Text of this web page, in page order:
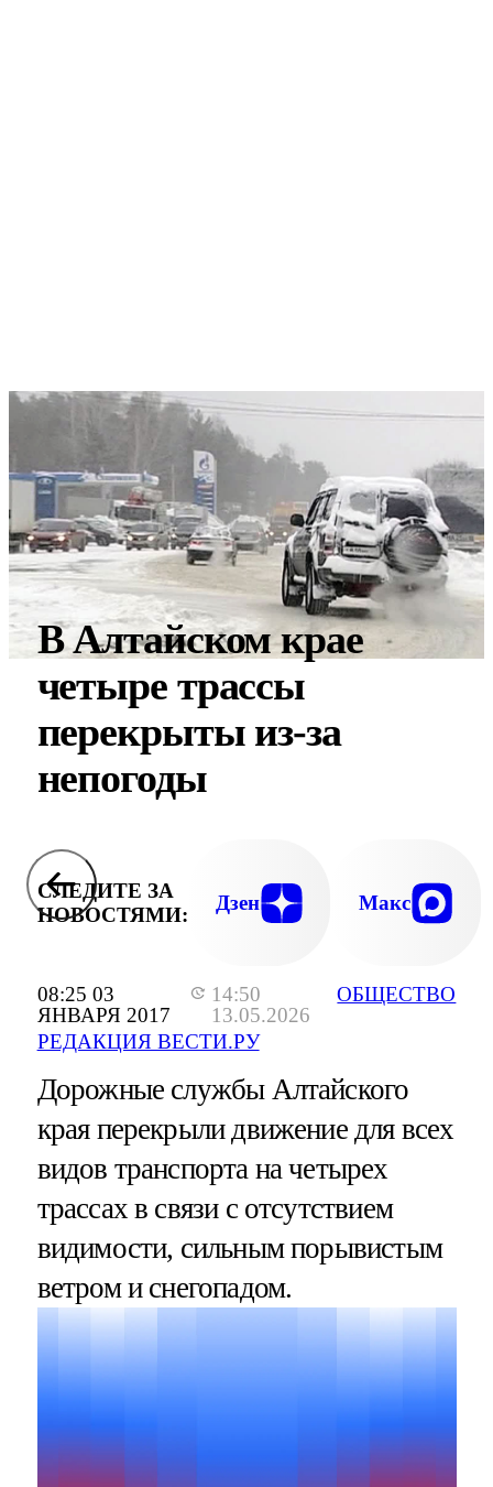
08:25 03
ЯНВАРЯ 2017
14:50
13.05.2026
РЕДАКЦИЯ ВЕСТИ.РУ
ОБЩЕСТВО
В Алтайском крае
четыре трассы
перекрыты из-за
непогоды
СЛЕДИТЕ ЗА
НОВОСТЯМИ:
Дзен Макс
Дорожные службы Алтайского
края перекрыли движение для всех
видов транспорта на четырех
трассах в связи с отсутствием
видимости, сильным порывистым
ветром и снегопадом.